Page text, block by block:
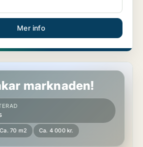
Mer info
marknaden!
Ca. 70 m2 Ca. 4 000 kr.